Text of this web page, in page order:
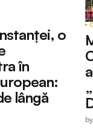
o
în
lângă
by